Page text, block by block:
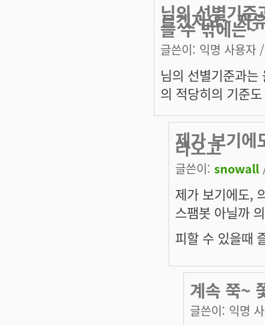
님의 선별기
르겠지요~ 자
를 수 밖에는~
글쓴이: 익명 사용자
님의 선별기준과
의 적당히의 기준
제가 보기에
라오고
글쓴이: snowall
제가 보기에도,
스팸봇 아닐까
피할 수 있을때
계속 쭉~
글쓴이: 익명